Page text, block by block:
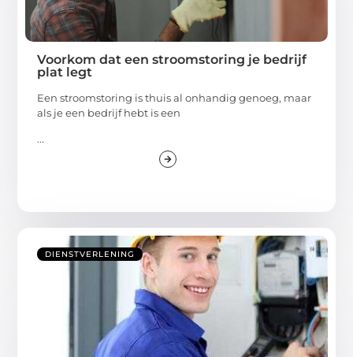
Voorkom dat een stroomstoring je bedrijf
plat legt
Een stroomstoring is thuis al onhandig genoeg, maar
als je een bedrijf hebt is een
...
DIENSTVERLENING